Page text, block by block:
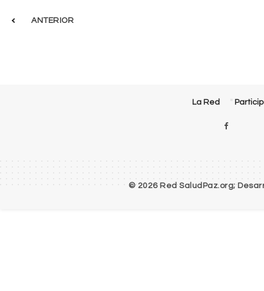
ANTERIOR
La Red
© 2026 Red SaludPaz.org;